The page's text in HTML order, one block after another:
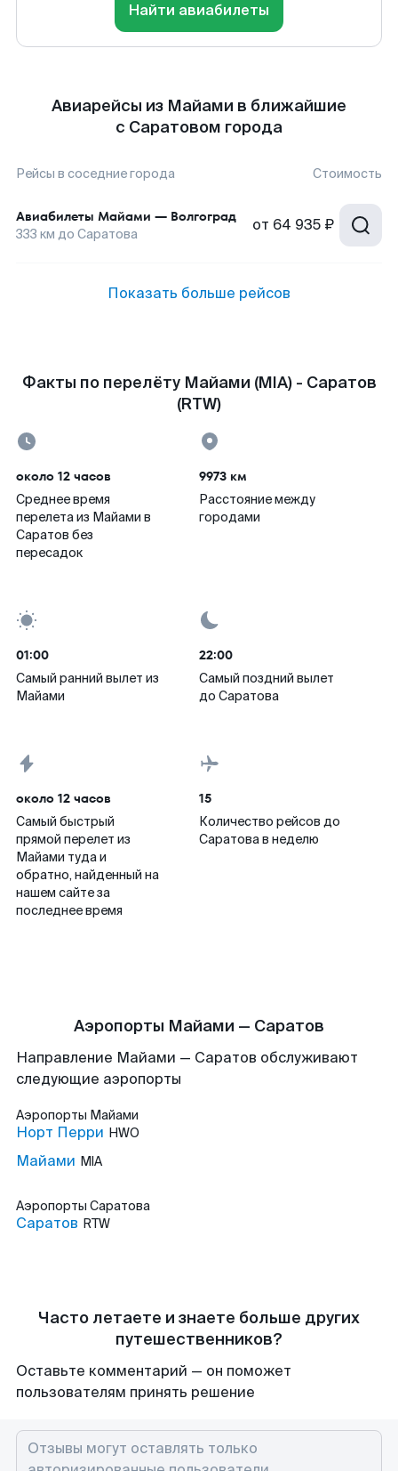
Найти авиабилеты
Авиарейсы из Майами в ближайшие
с Саратовом города
Рейсы в соседние города Стоимость
Авиабилеты Майами — Волгоград
333 км до Саратова от 64 935 ₽
Показать больше рейсов
Факты по перелёту Майами (MIA) - Саратов
(RTW)
около 12 часов
Среднее время
перелета из Майами в
Саратов без
пересадок
9973 км
Расстояние между
городами
01:00
Самый ранний вылет из
Майами
22:00
Самый поздний вылет
до Саратова
около 12 часов
Самый быстрый
прямой перелет из
Майами туда и
обратно, найденный на
нашем сайте за
последнее время
15
Количество рейсов до
Саратова в неделю
Аэропорты Майами — Саратов
Направление Майами — Саратов обслуживают
следующие аэропорты
Аэропорты Майами
Норт Перри HWO
Майами MIA
Аэропорты Саратова
Саратов RTW
Часто летаете и знаете больше других
путешественников?
Оставьте комментарий — он поможет
пользователям принять решение